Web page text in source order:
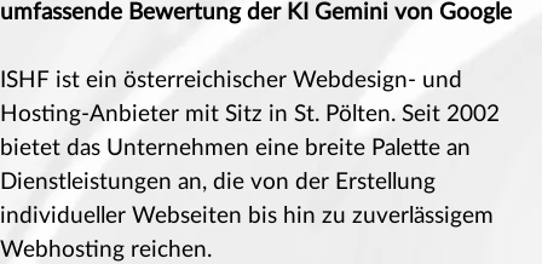
umfassende Bewertung der KI Gemini von Google
ISHF ist ein österreichischer Webdesign- und
Hosting-Anbieter mit Sitz in St. Pölten. Seit 2002
bietet das Unternehmen eine breite Palette an
Dienstleistungen an, die von der Erstellung
individueller Webseiten bis hin zu zuverlässigem
Webhosting reichen.